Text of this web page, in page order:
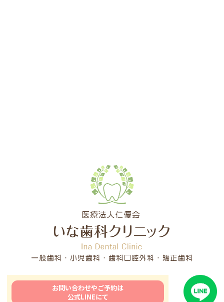
お問い合わせやご予約は
公式LINEにて